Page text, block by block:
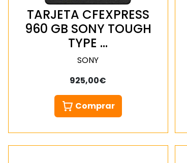
TARJETA CFEXPRESS
960 GB SONY TOUGH
TYPE …
SONY
925,00€
Comprar